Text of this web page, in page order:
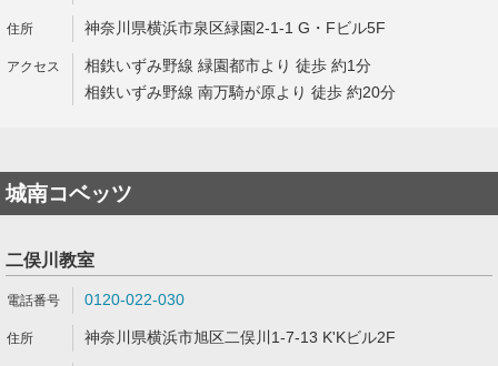
神奈川県横浜市泉区緑園2-1-1 G・Fビル5F
相鉄いずみ野線 緑園都市より 徒歩 約1分
相鉄いずみ野線 南万騎が原より 徒歩 約20分
城南コベッツ
二俣川教室
0120-022-030
神奈川県横浜市旭区二俣川1-7-13 K'Kビル2F